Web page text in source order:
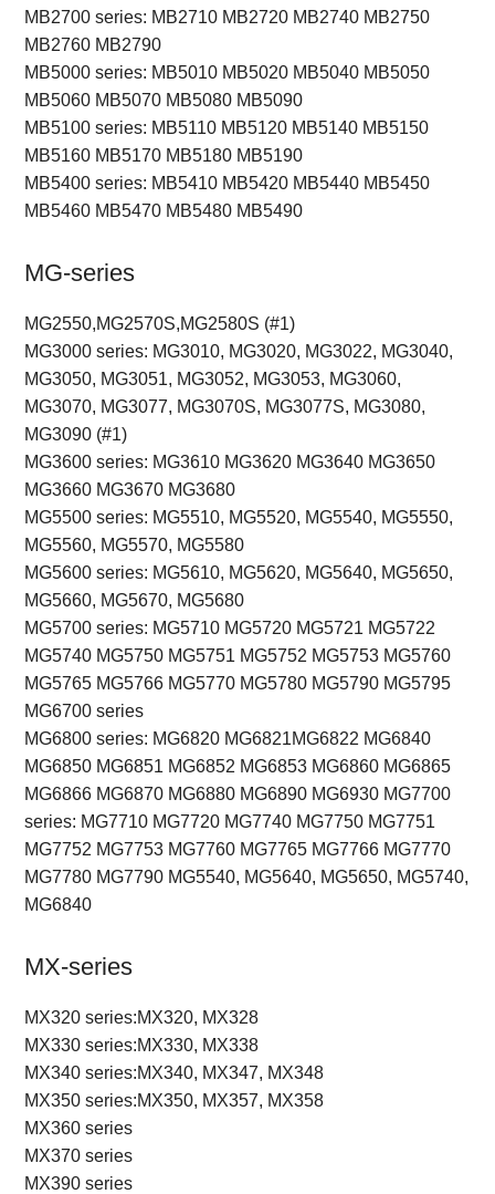
MB2700 series: MB2710 MB2720 MB2740 MB2750
MB2760 MB2790
MB5000 series: MB5010 MB5020 MB5040 MB5050
MB5060 MB5070 MB5080 MB5090
MB5100 series: MB5110 MB5120 MB5140 MB5150
MB5160 MB5170 MB5180 MB5190
MB5400 series: MB5410 MB5420 MB5440 MB5450
MB5460 MB5470 MB5480 MB5490
MG-series
MG2550,MG2570S,MG2580S (#1)
MG3000 series: MG3010, MG3020, MG3022, MG3040,
MG3050, MG3051, MG3052, MG3053, MG3060,
MG3070, MG3077, MG3070S, MG3077S, MG3080,
MG3090 (#1)
MG3600 series: MG3610 MG3620 MG3640 MG3650
MG3660 MG3670 MG3680
MG5500 series: MG5510, MG5520, MG5540, MG5550,
MG5560, MG5570, MG5580
MG5600 series: MG5610, MG5620, MG5640, MG5650,
MG5660, MG5670, MG5680
MG5700 series: MG5710 MG5720 MG5721 MG5722
MG5740 MG5750 MG5751 MG5752 MG5753 MG5760
MG5765 MG5766 MG5770 MG5780 MG5790 MG5795
MG6700 series
MG6800 series: MG6820 MG6821MG6822 MG6840
MG6850 MG6851 MG6852 MG6853 MG6860 MG6865
MG6866 MG6870 MG6880 MG6890 MG6930 MG7700
series: MG7710 MG7720 MG7740 MG7750 MG7751
MG7752 MG7753 MG7760 MG7765 MG7766 MG7770
MG7780 MG7790 MG5540, MG5640, MG5650, MG5740,
MG6840
MX-series
MX320 series:MX320, MX328
MX330 series:MX330, MX338
MX340 series:MX340, MX347, MX348
MX350 series:MX350, MX357, MX358
MX360 series
MX370 series
MX390 series